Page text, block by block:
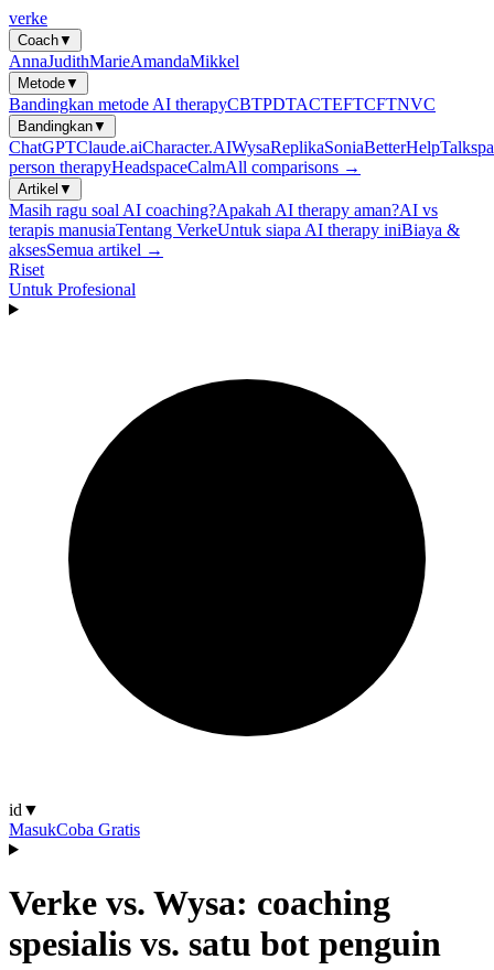
verke
Coach▼
AnnaJudithMarieAmandaMikkel
Metode▼
Bandingkan metode AI therapyCBTPDTACTEFTCFTNVC
Bandingkan▼
ChatGPTClaude.aiCharacter.AIWysaReplikaSoniaBetterHelp
person therapyHeadspaceCalmAll comparisons →
Artikel ▼
Masih ragu soal AI coaching?Apakah AI therapy aman?AI vs
terapis manusiaTentang VerkeUntuk siapa AI therapy iniBiaya &
aksesSemua artikel →
Riset
Untuk Profesional
id ▼
MasukCoba Gratis
Verke vs. Wysa: coaching
spesialis vs. satu bot penguin